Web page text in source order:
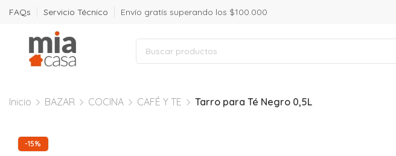
FAQs Servicio Técnico Envío gratís superando los $100.000
Inicio BAZAR COCINA CAFÉ Y TE Tarro para Té Negro 0,5L
-15%